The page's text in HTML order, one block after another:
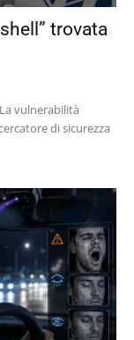
trovata
di sicurezza